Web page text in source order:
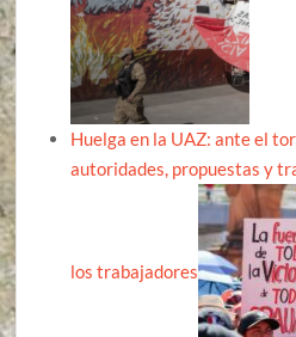
Huelga en la UAZ: ante el
autoridades, propuestas y
los trabajadores